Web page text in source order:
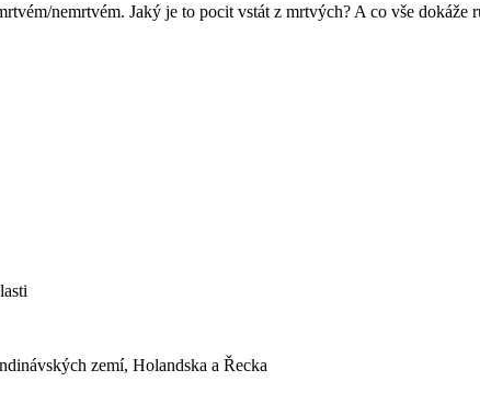
nemrtvém. Jaký je to pocit vstát z mrtvých? A co vše dokáže
zemí, Holandska a Řecka